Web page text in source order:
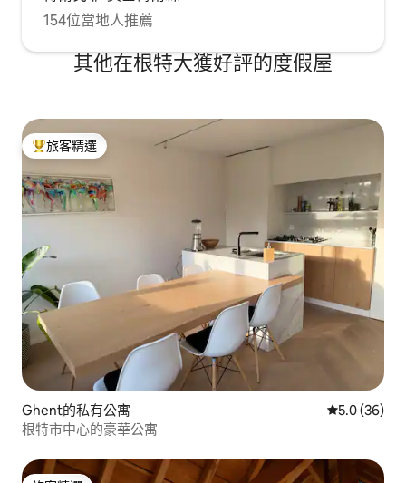
154位當地人推薦
其他在根特大獲好評的度假屋
旅客精選榜首
旅客精選
Ghent的私有公寓 從 36 則評
5.0 (36)
根特市中心的豪華公寓